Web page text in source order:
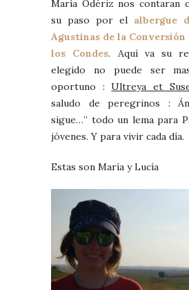
María Odériz nos contaran
su paso por el albergue
Agustinas de la Conversión
los Condes. Aquí va su
elegido no puede ser
oportuno :Ultreya et
saludo de peregrinos :
sigue…” todo un lema para
jóvenes. Y para vivir cada día.
Estas son María y Lucía